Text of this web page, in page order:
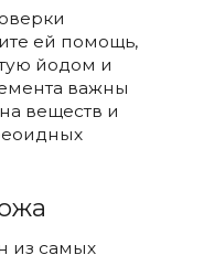
ей помощь,
йодом и
важны
веществ и
из самых